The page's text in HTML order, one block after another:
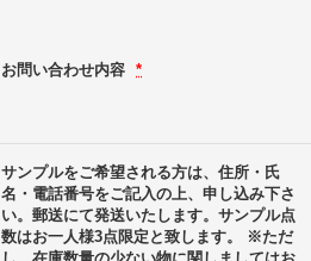
お問い合わせ内容 *
サンプルをご希望される方は、住所・氏
名・電話番号をご記入の上、申し込み下さ
い。郵送にて発送いたします。サンプル点
数はお一人様3点限定と致します。 ※ただ